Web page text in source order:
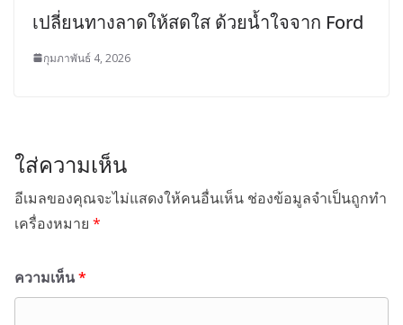
เปลี่ยนทางลาดให้สดใส ด้วยน้ำใจจาก Ford
กุมภาพันธ์ 4, 2026
ใส่ความเห็น
อีเมลของคุณจะไม่แสดงให้คนอื่นเห็น ช่องข้อมูลจำเป็นถูกทำ
เครื่องหมาย *
ความเห็น*